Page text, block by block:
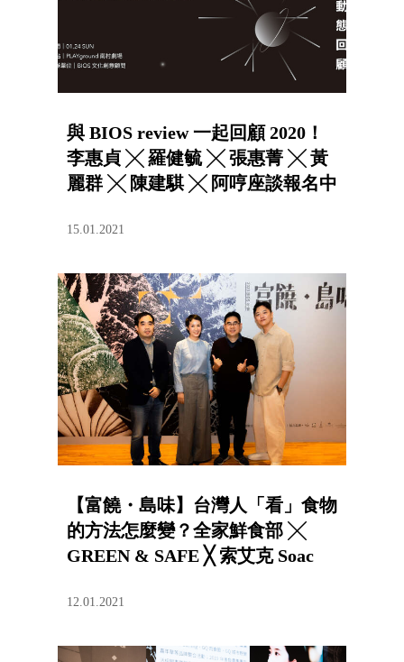
與 BIOS review 一起回顧 2020！
李惠貞 ╳ 羅健毓 ╳ 張惠菁 ╳ 黃
麗群 ╳ 陳建騏 ╳ 阿哼座談報名中
15.01.2021
【富饒・島味】台灣人「看」食物
的方法怎麼變？全家鮮食部 ╳
GREEN & SAFE ╳ 索艾克 Soac
12.01.2021